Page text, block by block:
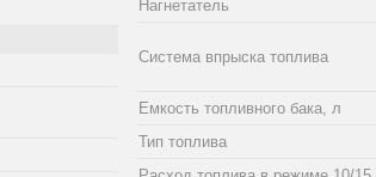
Нагнетатель
Система впрыска топлива
Емкость топливного бака, л
Тип топлива